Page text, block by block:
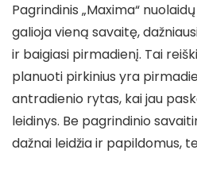
Pagrindinis „Maxima“
galioja vieną savaitę,
ir baigiasi pirmadienį. Tai
planuoti pirkinius yra
antradienio rytas, kai jau
leidinys. Be pagrindinio
dažnai leidžia ir papildomus,